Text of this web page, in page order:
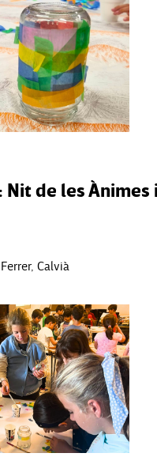
de les Ànimes
Calvià